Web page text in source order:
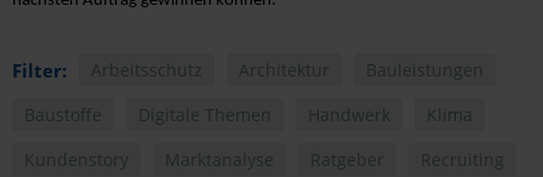
ÜBER UNS
KONTAKT
Filter: Arbeitsschutz Architektur
Bauleistungen
Baustoffe
Digitale Themen Handwerk
Klima
Kundenstory
Marktanalyse Ratgeber
Recruiting